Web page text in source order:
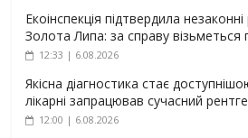
Екоінспекція підтвердила
Золота Липа: за справу візьметься
12:33 | 6.08.2026
Якісна діагностика стає
лікарні запрацював сучасний
12:00 | 6.08.2026